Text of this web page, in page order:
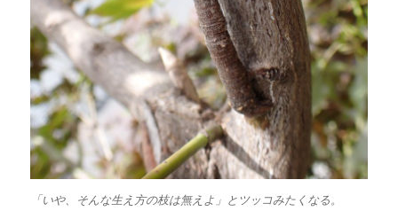
「いや、そんな生え方の枝は無えよ」とツッコみたくなる。